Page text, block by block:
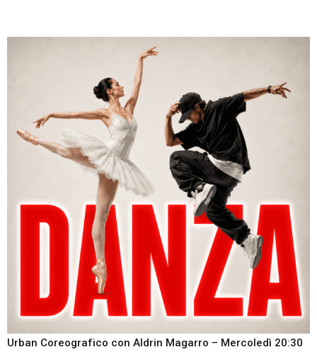
Urban Coreografico con Aldrin Magarro – Mercoledì 20:30